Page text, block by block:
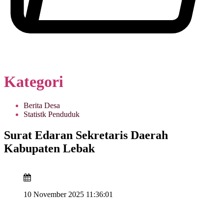
Kategori
Berita Desa
Statistk Penduduk
Surat Edaran Sekretaris Daerah
Kabupaten Lebak
10 November 2025 11:36:01